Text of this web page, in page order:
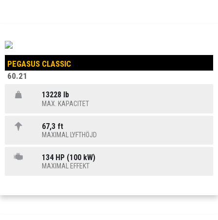
PEGASUS CLASSIC
60.21
13228 lb
MAX. KAPACITET
67,3 ft
MAXIMAL LYFTHÖJD
134 HP (100 kW)
MAXIMAL EFFEKT